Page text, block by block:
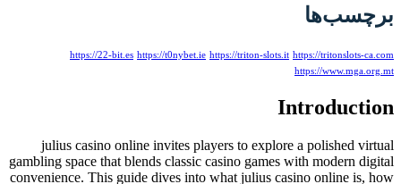
برچسب‌ها
https://22-bit.es https://t0nybet.ie https://triton-slots.it https://tritonslots-ca.com
https://www.mga.org.mt
Introduction
julius casino online invites players to explore a polished virtual
gambling space that blends classic casino games with modern digital
convenience. This guide dives into what julius casino online is, how